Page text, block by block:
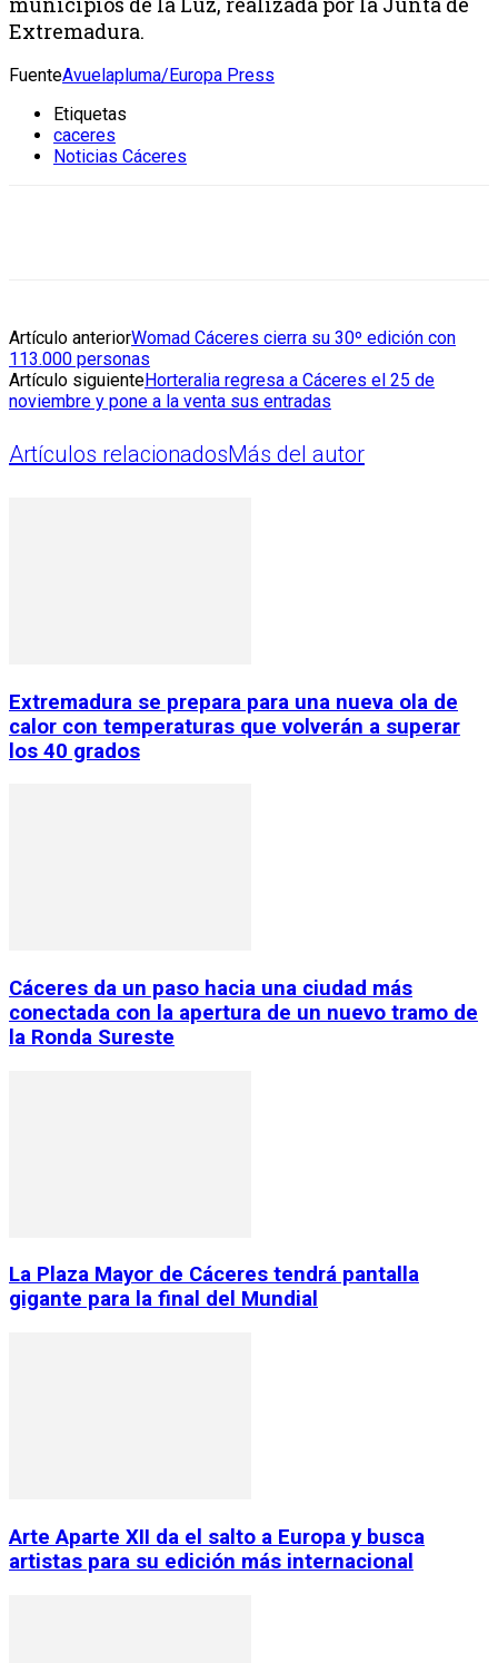
Extremadura.
FuenteAvuelapluma/Europa Press
Etiquetas
caceres
Noticias Cáceres
Artículo anteriorWomad Cáceres cierra su 30º edición con
113.000 personas
Artículo siguienteHorteralia regresa a Cáceres el 25 de
noviembre y pone a la venta sus entradas
Artículos relacionadosMás del autor
Extremadura se prepara para una nueva ola de
calor con temperaturas que volverán a superar
los 40 grados
Cáceres da un paso hacia una ciudad más
conectada con la apertura de un nuevo tramo de
la Ronda Sureste
La Plaza Mayor de Cáceres tendrá pantalla
gigante para la final del Mundial
Arte Aparte XII da el salto a Europa y busca
artistas para su edición más internacional